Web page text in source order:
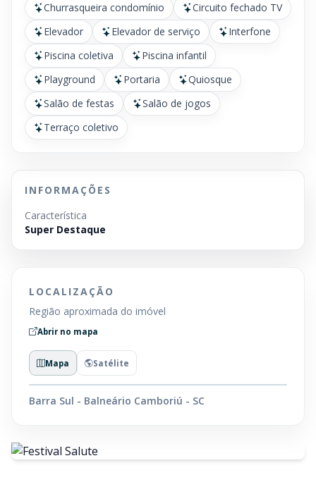
Churrasqueira condomínio
Circuito fechado TV
Elevador
Elevador de serviço
Interfone
Piscina coletiva
Piscina infantil
Playground
Portaria
Quiosque
Salão de festas
Salão de jogos
Terraço coletivo
INFORMAÇÕES
Característica
Super Destaque
LOCALIZAÇÃO
Região aproximada do imóvel
Abrir no mapa
Mapa Satélite
Barra Sul - Balneário Camboriú - SC